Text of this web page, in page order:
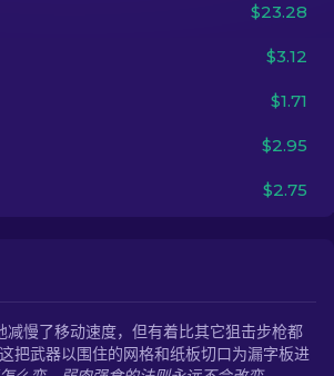
$23.28
$3.12
$1.71
$2.95
$2.75
减慢了移动速度，但有着比其它狙击步枪都
把武器以围住的网格和纸板切口为漏字板进